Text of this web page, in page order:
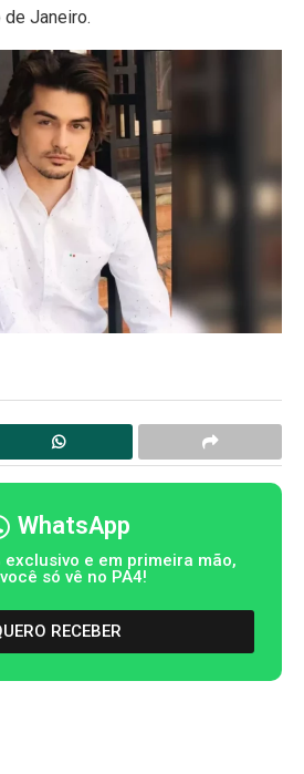
de Janeiro.
WhatsApp
exclusivo e em primeira mão,
só vê no PA4!
RECEBER